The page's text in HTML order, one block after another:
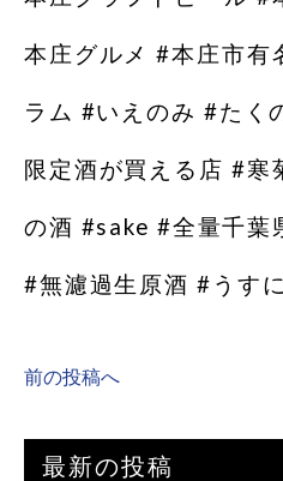
本庄グルメ #本庄市有
ラム #いえのみ #たく
限定酒が買える店 #寒
の酒 #sake #全量千葉
#無濾過生原酒 #うす
前の投稿へ
最新の投稿